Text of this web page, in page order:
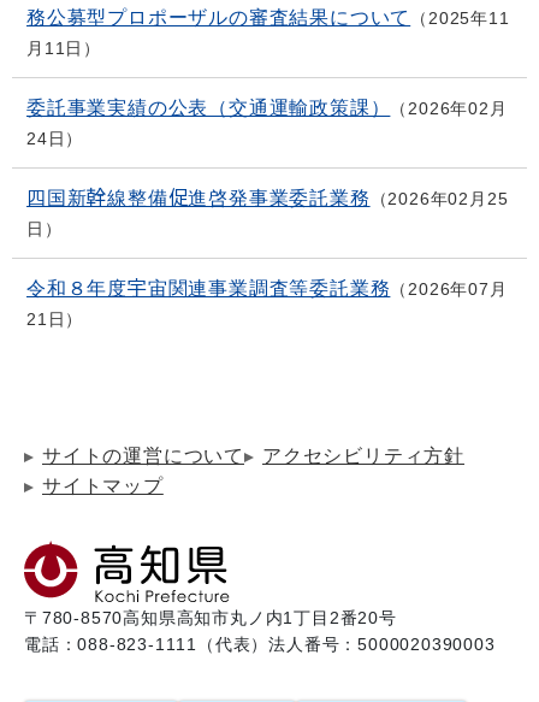
務公募型プロポーザルの審査結果について
2025年11
月11日
委託事業実績の公表（交通運輸政策課）
2026年02月
24日
四国新幹線整備促進啓発事業委託業務
2026年02月25
日
令和８年度宇宙関連事業調査等委託業務
2026年07月
21日
サイトの運営について
アクセシビリティ方針
サイトマップ
〒780-8570高知県高知市丸ノ内1丁目2番20号
電話：088-823-1111（代表）法人番号：5000020390003